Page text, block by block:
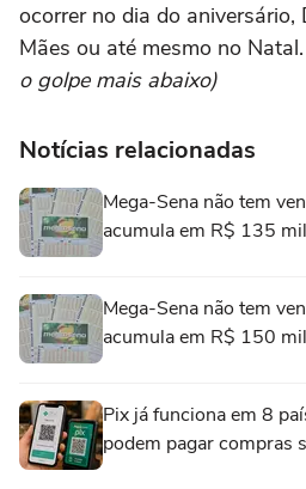
ocorrer no dia do aniversário,
Mães ou até mesmo no Natal.
o golpe mais abaixo)
Notícias relacionadas
Mega-Sena não tem
acumula em R$ 135
Mega-Sena não tem
acumula em R$ 150
Pix já funciona em 8
podem pagar compras